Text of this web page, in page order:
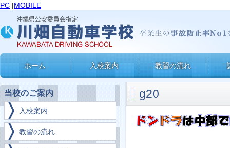
PC |MOBILE
ホーム 入校案内 教習の流れ
g20
当校のご案内
入校案内
教習の流れ